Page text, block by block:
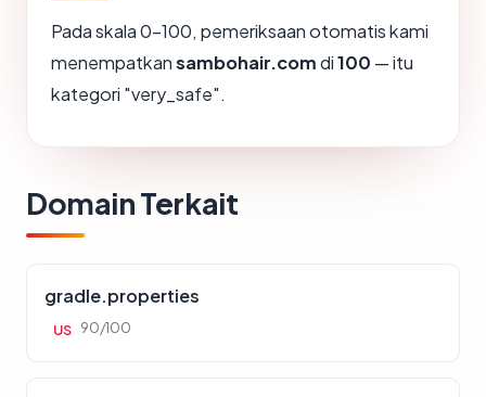
Pada skala 0-100, pemeriksaan otomatis kami
menempatkansambohair.comdi100 — itu
kategori "very_safe".
Domain Terkait
gradle.properties
US 90/100